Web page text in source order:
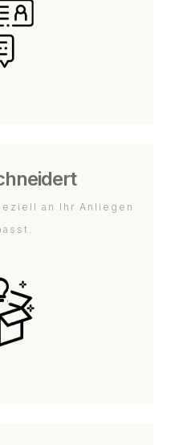
an Ihr Anliegen